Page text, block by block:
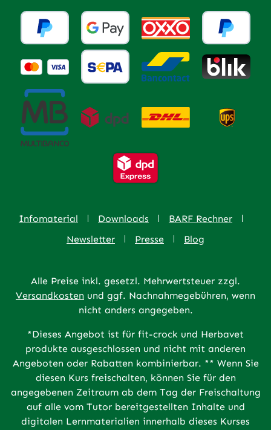
Infomaterial Downloads
BARF Rechner
Newsletter
Presse Blog
Alle Preise inkl. gesetzl. Mehrwertsteuer zzgl.
Versandkosten und ggf. Nachnahmegebühren, wenn
nicht anders angegeben.
*Dieses Angebot ist für fit-crock und Herbavet
produkte ausgeschlossen und nicht mit anderen
Angeboten oder Rabatten kombinierbar. ** Wenn Sie
diesen Kurs freischalten, können Sie für den
angegebenen Zeitraum ab dem Tag der Freischaltung
auf alle vom Tutor bereitgestellten Inhalte und
digitalen Lernmaterialien innerhalb dieses Kurses